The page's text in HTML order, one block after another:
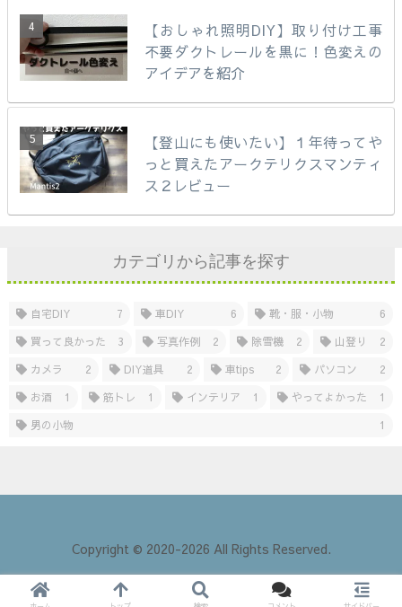
【おしゃれ照明DIY】取り付け工事
不要ダクトレールを黒に！色変えの
アイデアを紹介
【登山にも使いたい】１年待ってや
っと買えたアークテリクスマンティ
ス２レビュー
カテゴリから記事を探す
自宅DIY 7 車DIY 6 靴・服・小物
6
買って良かった
3 写真作例 2 除雪機 2 山登り
2
カメラ
2 DIY道具 2 車tips 2 パソコン
2
お酒
1 筋トレ 1 インテリア 1 やってよかった
1
男の小物
1
Copyright © 2020-2026 All Rights Reserved.